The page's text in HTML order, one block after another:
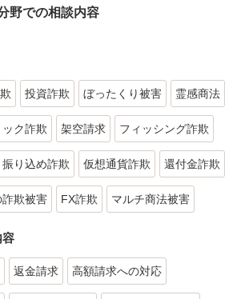
野での相談内容
投資詐欺 ぼったくり被害 霊感商法
ク詐欺 架空請求 フィッシング詐欺
振り込め詐欺 仮想通貨詐欺 還付金詐欺
欺被害 FX詐欺 マルチ商法被害
容
返金請求 高額請求への対応